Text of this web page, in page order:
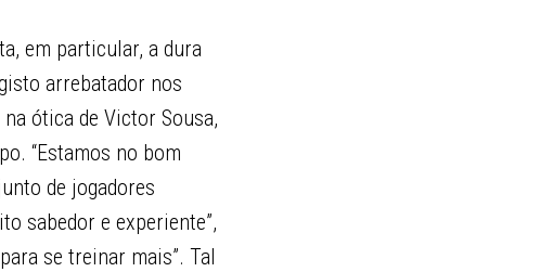
em particular, a dura
arrebatador nos
ótica de Victor Sousa,
“Estamos no bom
de jogadores
sabedor e experiente”,
se treinar mais”. Tal